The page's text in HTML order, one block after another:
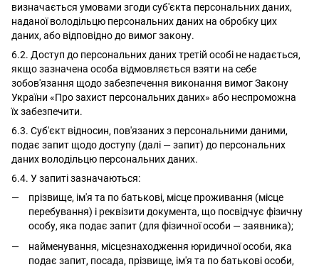
визначається умовами згоди суб'єкта персональних даних,
наданої володільцю персональних даних на обробку цих
даних, або відповідно до вимог закону.
6.2. Доступ до персональних даних третій особі не надається,
якщо зазначена особа відмовляється взяти на себе
зобов'язання щодо забезпечення виконання вимог Закону
України «Про захист персональних даних» або неспроможна
їх забезпечити.
6.3. Суб'єкт відносин, пов'язаних з персональними даними,
подає запит щодо доступу (далі — запит) до персональних
даних володільцю персональних даних.
6.4. У запиті зазначаються:
прізвище, ім'я та по батькові, місце проживання (місце
перебування) і реквізити документа, що посвідчує фізичну
особу, яка подає запит (для фізичної особи — заявника);
найменування, місцезнаходження юридичної особи, яка
подає запит, посада, прізвище, ім'я та по батькові особи,